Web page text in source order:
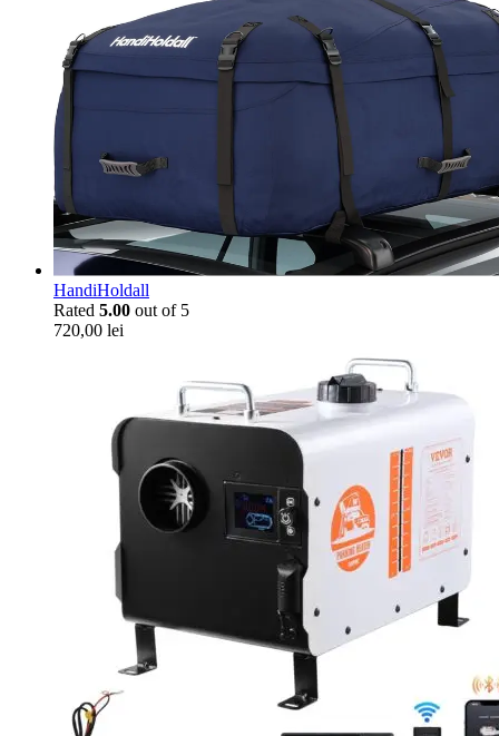
HandiHoldall
Rated 5.00 out of 5
720,00 lei